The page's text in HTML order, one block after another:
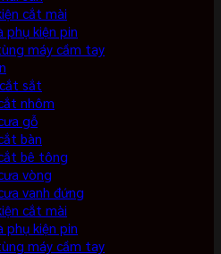
cắt mài
phụ kiện pin
máy cầm tay
sắt
nhôm
gỗ
bàn
bê tông
vòng
vanh đứng
cắt mài
phụ kiện pin
máy cầm tay